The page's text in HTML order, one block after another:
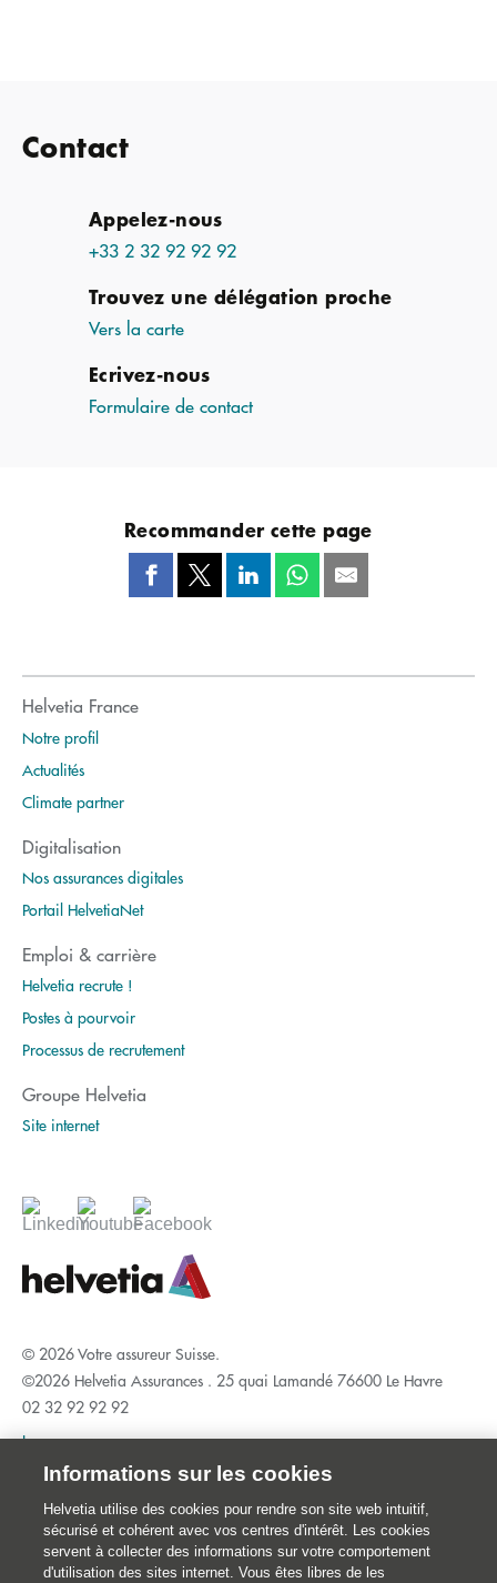
Contact
Appelez-nous
+33 2 32 92 92 92
Trouvez une délégation proche
Vers la carte
Ecrivez-nous
Formulaire de contact
Recommander cette page
Helvetia France
Notre profil
Actualités
Climate partner
Digitalisation
Nos assurances digitales
Portail HelvetiaNet
Emploi & carrière
Helvetia recrute !
Postes à pourvoir
Processus de recrutement
Groupe Helvetia
Site internet
© 2026 Votre assureur Suisse.
©2026 Helvetia Assurances . 25 quai Lamandé 76600 Le Havre
02 32 92 92 92
Impressum
Informations juridiques
Données personnelles
Traitement des réclamations et médiation
Catastrophes naturelles
Informations sur les cookies
Helvetia utilise des cookies pour rendre son site web intuitif,
sécurisé et cohérent avec vos centres d'intérêt. Les cookies
servent à collecter des informations sur votre comportement
d'utilisation des sites internet. Vous êtes libres de les